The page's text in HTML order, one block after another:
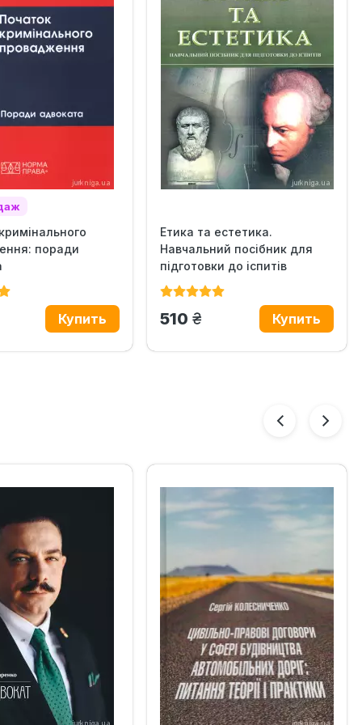
поради
Етика та естетика.
Навчальний посібник для
підготовки до іспитів
510 грн.